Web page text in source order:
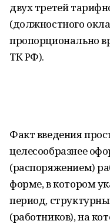
двух третей
(должностного
пропорционально
ТК РФ).
Факт введения
целесообразнее
(распоряжением)
форме, в котором
период,
(работников), на